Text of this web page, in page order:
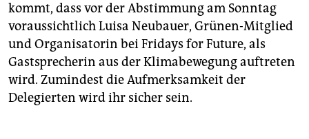
kommt, dass vor der Abstimmung am Sonntag
voraussichtlich Luisa Neubauer, Grünen-Mitglied
und Organisatorin bei Fridays for Future, als
Gastsprecherin aus der Klimabewegung auftreten
wird. Zumindest die Aufmerksamkeit der
Delegierten wird ihr sicher sein.